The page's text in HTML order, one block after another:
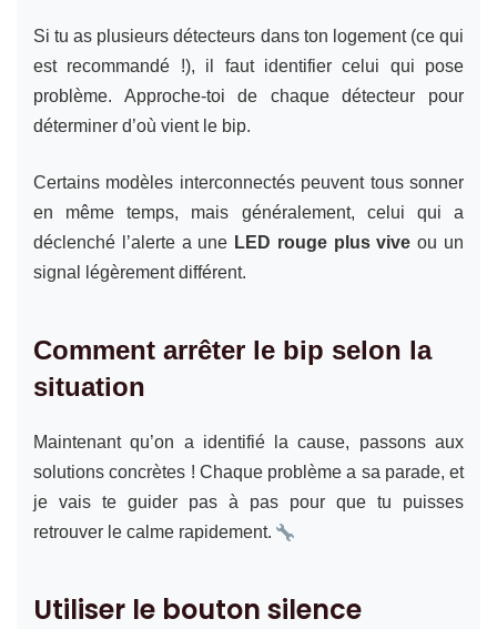
Si tu as plusieurs détecteurs dans ton logement (ce qui
est recommandé !), il faut identifier celui qui pose
problème. Approche-toi de chaque détecteur pour
déterminer d’où vient le bip.
Certains modèles interconnectés peuvent tous sonner
en même temps, mais généralement, celui qui a
déclenché l’alerte a une LED rouge plus vive ou un
signal légèrement différent.
Comment arrêter le bip selon la
situation
Maintenant qu’on a identifié la cause, passons aux
solutions concrètes ! Chaque problème a sa parade, et
je vais te guider pas à pas pour que tu puisses
retrouver le calme rapidement.
Utiliser le bouton silence